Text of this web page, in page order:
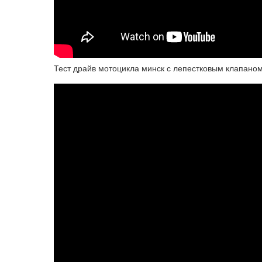
Тест драйв мотоцикла минск с лепестковым